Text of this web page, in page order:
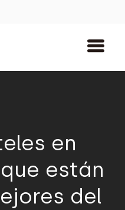
en
están
del